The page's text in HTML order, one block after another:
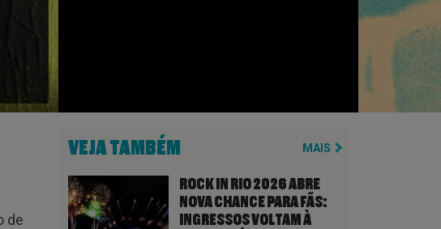
de
VEJA TAMBÉM MAIS
ROCK IN RIO 2026 ABRE
NOVA CHANCE PARA FÃS:
INGRESSOS VOLTAM À